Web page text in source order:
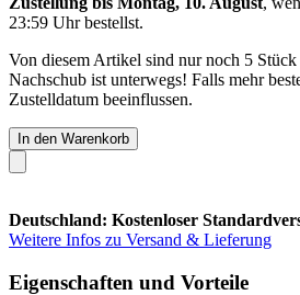
23:59 Uhrbestellst.
Von diesem Artikel sind nur noch 5 Stück
Nachschub ist unterwegs! Falls mehr
Zustelldatum beeinflussen.
In den Warenkorb
Deutschland: Kostenloser
Weitere Infos zu Versand & Lieferung
Eigenschaften und Vorteile